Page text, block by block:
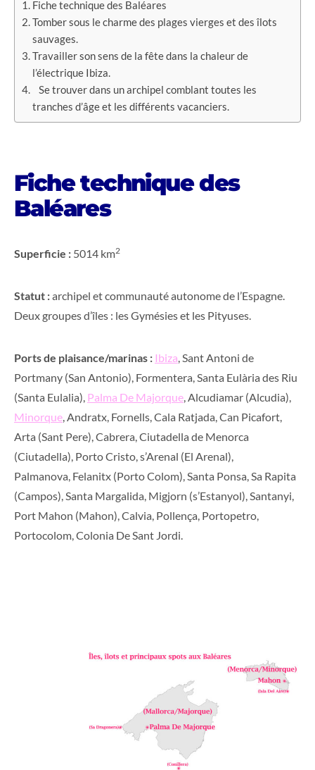
Fiche technique des Baléares
Tomber sous le charme des plages vierges et des îlots
sauvages.
Travailler son sens de la fête dans la chaleur de
l’électrique Ibiza.
Se trouver dans un archipel comblant toutes les
tranches d’âge et les différents vacanciers.
Fiche technique des
Baléares
Superficie : 5014 km2
Statut :archipel et communauté autonome de l’Espagne.
Deux groupes d’îles : les Gymésies et les Pityuses.
Ports de plaisance/marinas : Ibiza, Sant Antoni de
Portmany (San Antonio), Formentera, Santa Eulària des Riu
(Santa Eulalia), Palma De Majorque, Alcudiamar (Alcudia),
Minorque, Andratx, Fornells, Cala Ratjada, Can Picafort,
Arta (Sant Pere), Cabrera, Ciutadella de Menorca
(Ciutadella), Porto Cristo, s’Arenal (El Arenal),
Palmanova, Felanitx (Porto Colom), Santa Ponsa, Sa Rapita
(Campos), Santa Margalida, Migjorn (s’Estanyol), Santanyi,
Port Mahon (Mahon), Calvia, Pollença, Portopetro,
Portocolom, Colonia De Sant Jordi.